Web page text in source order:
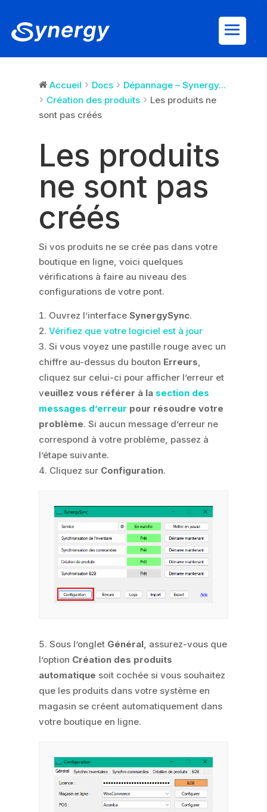
Accueil Docs
Dépannage – Synergy...
Création des produits
Les produits ne
sont pas créés
Les produits
ne sont pas
créés
Si vos produits ne se crée pas dans votre
boutique en ligne, voici quelques
vérifications à faire au niveau des
configurations de votre pont.
Ouvrez l’interface SynergySync.
Vérifiez que votre logiciel est à jour
Si vous voyez une pastille rouge avec un
chiffre au-dessus du bouton Erreurs,
cliquez sur celui-ci pour afficher l’erreur et
veuillez vous référer à la section des
messages d’erreur pour résoudre votre
problème. Si aucun message d’erreur ne
correspond à votre problème, passez à
l’étape suivante.
Cliquez sur Configuration.
Sous l’onglet Général, assurez-vous que
l’option Création des produits
automatique soit cochée si vous souhaitez
que les produits dans votre système en
magasin se créent automatiquement dans
votre boutique en ligne.